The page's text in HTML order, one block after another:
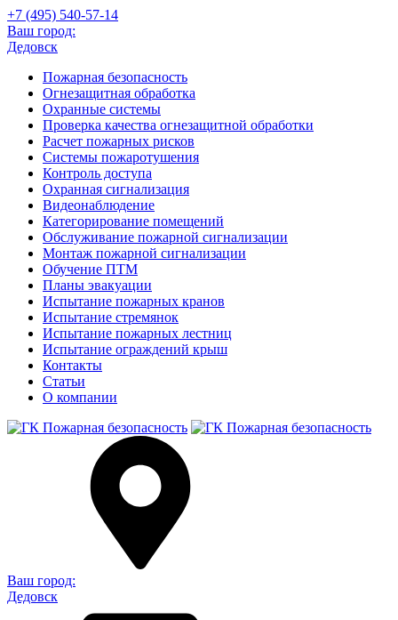
+7 (495) 540-57-14
Ваш город:
Дедовск
Пожарная безопасность
Огнезащитная обработка
Охранные системы
Проверка качества огнезащитной обработки
Расчет пожарных рисков
Системы пожаротушения
Контроль доступа
Охранная сигнализация
Видеонаблюдение
Категорирование помещений
Обслуживание пожарной сигнализации
Монтаж пожарной сигнализации
Обучение ПТМ
Планы эвакуации
Испытание пожарных кранов
Испытание стремянок
Испытание пожарных лестниц
Испытание ограждений крыш
Контакты
Статьи
О компании
Ваш город:
Дедовск